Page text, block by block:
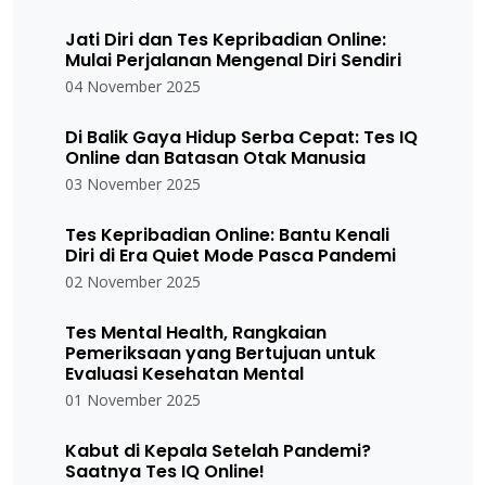
Jati Diri dan Tes Kepribadian Online:
Mulai Perjalanan Mengenal Diri Sendiri
04 November 2025
Di Balik Gaya Hidup Serba Cepat: Tes IQ
Online dan Batasan Otak Manusia
03 November 2025
Tes Kepribadian Online: Bantu Kenali
Diri di Era Quiet Mode Pasca Pandemi
02 November 2025
Tes Mental Health, Rangkaian
Pemeriksaan yang Bertujuan untuk
Evaluasi Kesehatan Mental
01 November 2025
Kabut di Kepala Setelah Pandemi?
Saatnya Tes IQ Online!